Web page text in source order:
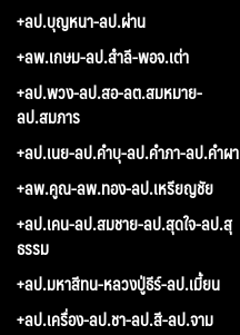
+ลป.บุญหนา-ลป.ผ่าน
+ลพ.เกษม-ลป.สำลี-พอจ.เต่า
+ลป.พวง-ลป.สอ-ลต.สมหมาย-
ลป.สมภาร
+ลป.เนย-ลป.คำบุ-ลป.คำภา-ลป.คำผา
+ลพ.คูณ-ลพ.ทอง-ลป.เหรียญชัย
+ลป.เคน-ลป.สมชาย-ลป.สุดใจ-ลป.สุ
ธรรม
+ลป.มหาสีทน-หลวงปู่ธีร์-ลป.เมี้ยน
+ลป.เครื่อง-ลป.ชา-ลป.สี-ลป.จาม